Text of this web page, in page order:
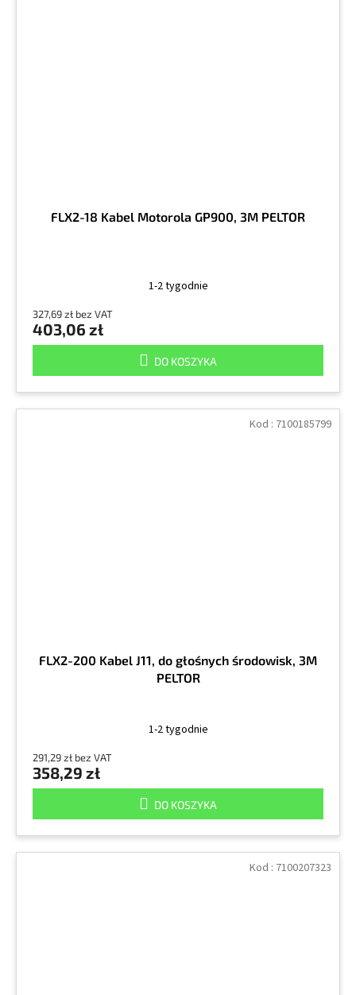
FLX2-18 Kabel Motorola GP900, 3M PELTOR
1-2 tygodnie
327,69 zł bez VAT
403,06 zł
DO KOSZYKA
FLX2-200 Kabel J11, do głośnych środowisk, 3M
PELTOR
1-2 tygodnie
291,29 zł bez VAT
358,29 zł
DO KOSZYKA
Kod : 7100185799
Kod : 7100207323